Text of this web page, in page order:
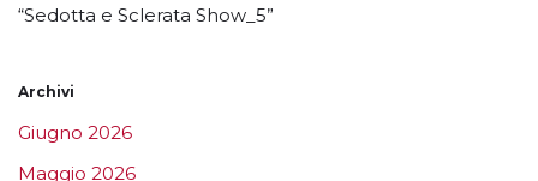
“Sedotta e Sclerata Show_5”
Archivi
Giugno 2026
Maggio 2026